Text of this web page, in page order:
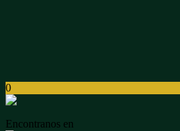
0
Encontranos en